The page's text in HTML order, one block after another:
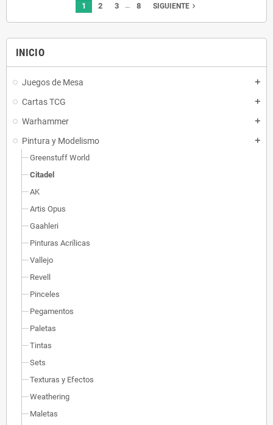
INICIO
Juegos de Mesa add
Cartas TCG add
Warhammer add
Pintura y Modelismo add
Greenstuff World
Citadel
AK
Artis Opus
Gaahleri
Pinturas Acrílicas
Vallejo
Revell
Pinceles
Pegamentos
Paletas
Tintas
Sets
Texturas y Efectos
Weathering
Maletas
1 2 3 … 8 SIGUIENTEnavigate_next